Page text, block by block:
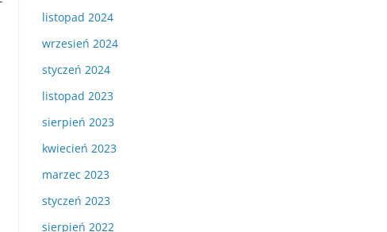
listopad 2024
wrzesień 2024
styczeń 2024
listopad 2023
sierpień 2023
kwiecień 2023
marzec 2023
styczeń 2023
sierpień 2022